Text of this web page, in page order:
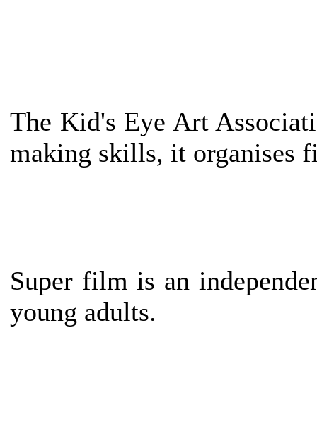
The Kid's Eye Art
making skills, it organises
Super film is an
young adults.